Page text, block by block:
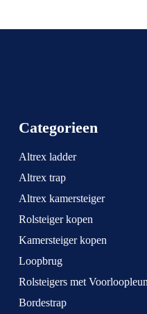
Categorieen
Altrex ladder
Altrex trap
Altrex kamersteiger
Rolsteiger kopen
Kamersteiger kopen
Loopbrug
Rolsteigers met
Bordestrap